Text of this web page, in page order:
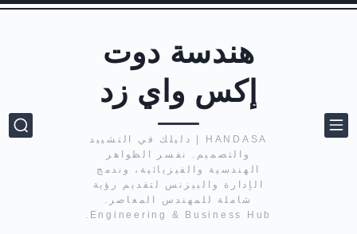
هندسة دوت
إكس واي زد
HANDASA | دليلك في التشييد
والتصميم. نفسر الظواهر
الهندسية والفيزيائية، وندمج
الإدارة والبيزنس لتقديم رؤية
شاملة للمهندس المعاصر.
Engineering & Business Hub.